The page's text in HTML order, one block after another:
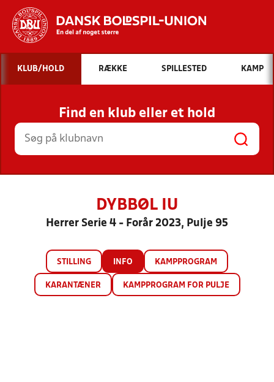
Hvad vil du søge efter?
INDHOLD OG NYHEDER
STILLINGER, RESULTATER, KLUBBER OG
HOLD
KLUB/HOLD RÆKKE SPILLESTED KAMP
Find en klub eller et hold
DYBBØL IU
Herrer Serie 4 - Forår 2023, Pulje 95
STILLING INFO KAMPPROGRAM
KARANTÆNER KAMPPROGRAM FOR PULJE